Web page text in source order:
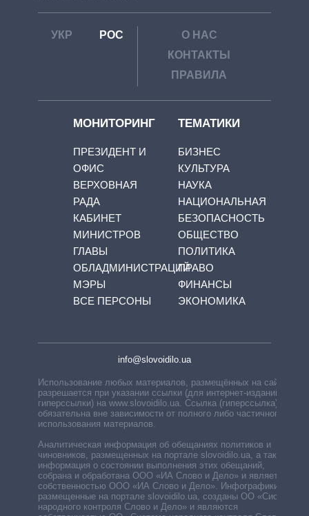
УКР РОС
О НАС
КОНТАКТЫ
ПРАВИЛА
МОНИТОРИНГ
ПРЕЗИДЕНТ И
ОФИС
ВЕРХОВНАЯ
РАДА
КАБИНЕТ
МИНИСТРОВ
ГЛАВЫ
ОБЛАДМИНИСТРАЦИЙ
МЭРЫ
ВСЕ ПЕРСОНЫ
ТЕМАТИКИ
БИЗНЕС
КУЛЬТУРА
НАУКА
НАЦИОНАЛЬНАЯ
БЕЗОПАСНОСТЬ
ОБЩЕСТВО
ПОЛИТИКА
ПРАВО
ФИНАНСЫ
ЭКОНОМИКА
info@slovoidilo.ua
Использование любых материалов, размещённых на сайте,
разрешается при указании ссылки (для интернет-изданий —
гиперссылки) на www.slovoidilo.ua. Ссылка (гиперссылка)
обязательна вне зависимости от полного либо частичного
использования материалов.
Аналитическая информация об обещаниях политиков и
чиновников, размещенных на портале slovoidilo.ua, а также
информация о состоянии выполнения этих обещаний,
собрана и обработана ООО «ИА Слово и Дело» и является
собственностью ООО «ИА Слово и Дело». Инфографики,
размещенные на портале slovoidilo.ua, созданы ОО «Система
народного контроля Слово и Дело» и являются